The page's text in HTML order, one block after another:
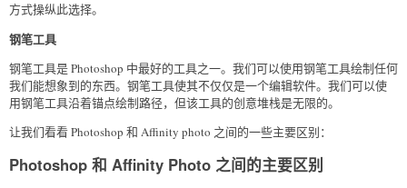
方式操纵此选择。
钢笔工具
钢笔工具是 Photoshop 中最好的工具之一。我们可以使用钢笔工具绘制任何
我们能想象到的东西。钢笔工具使其不仅仅是一个编辑软件。我们可以使
用钢笔工具沿着锚点绘制路径，但该工具的创意堆栈是无限的。
让我们看看 Photoshop 和 Affinity photo 之间的一些主要区别：
Photoshop 和 Affinity Photo 之间的主要区别